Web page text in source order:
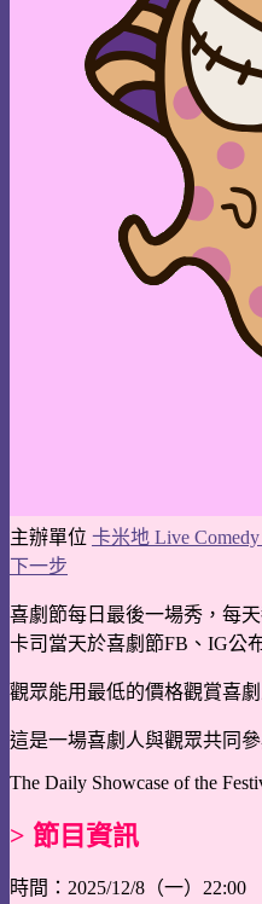
主辦單位 卡米地 Live Comedy
下一步
喜劇節每日最後一場秀，每
卡司當天於喜劇節FB、IG公
觀眾能用最低的價格觀賞喜
這是一場喜劇人與觀眾共同參
The Daily Showcase of the
> 節目資訊
時間：2025/12/8（一）22:00